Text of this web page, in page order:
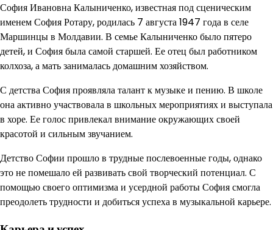
София Ивановна Калыниченко, известная под сценическим
именем София Ротару, родилась 7 августа 1947 года в селе
Маршинцы в Молдавии. В семье Калыниченко было пятеро
детей, и София была самой старшей. Ее отец был работником
колхоза, а мать занималась домашним хозяйством.
С детства София проявляла талант к музыке и пению. В школе
она активно участвовала в школьных мероприятиях и выступала
в хоре. Ее голос привлекал внимание окружающих своей
красотой и сильным звучанием.
Детство Софии прошло в трудные послевоенные годы, однако
это не помешало ей развивать свой творческий потенциал. С
помощью своего оптимизма и усердной работы София смогла
преодолеть трудности и добиться успеха в музыкальной карьере.